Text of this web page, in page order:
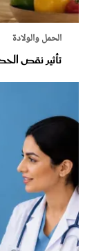
الحمل والولادة
تأثير نقص